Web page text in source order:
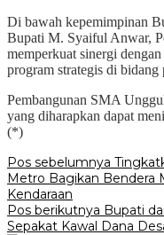
Di bawah kepemimpinan
Bupati M. Syaiful Anwar,
memperkuat sinergi
program strategis di bidang
Pembangunan SMA
yang diharapkan dapat
(*)
Navigasi
pos
Pos sebelumnya
Metro Bagikan Bendera
Kendaraan
Pos berikutnya Bupati
Sepakat Kawal Dana